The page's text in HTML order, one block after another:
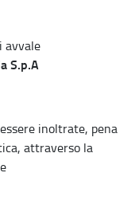
avvale
S.p.A
inoltrate, pena
attraverso la